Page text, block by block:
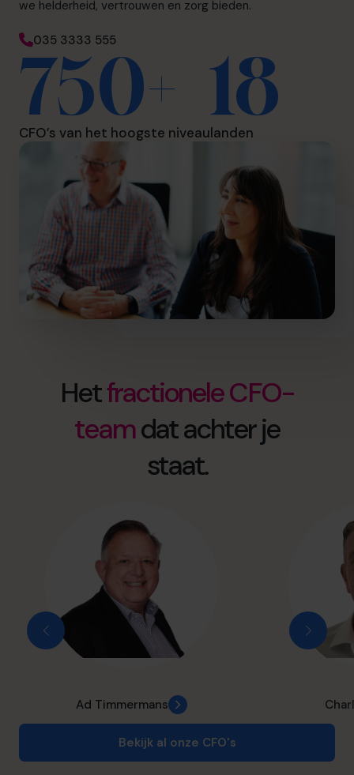
we helderheid, vertrouwen en zorg bieden.
035 3333 555
750+
CFO’s van het hoogste niveau
18
landen
Hetfractionele CFO-
teamdat achter je
staat.
Ad Timmermans
Bekijk al onze CFO's